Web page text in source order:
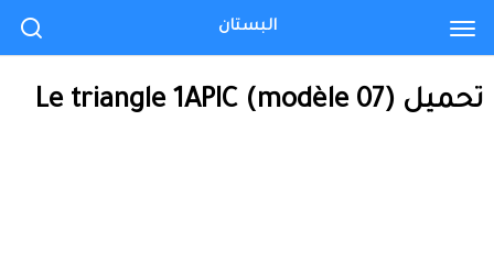
تحميل Le triangle 1APIC (modèle 07)
البستان